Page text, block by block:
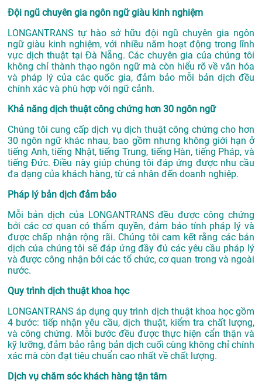
Đội ngũ chuyên gia ngôn ngữ giàu kinh nghiệm
LONGANTRANS tự hào sở hữu đội ngũ chuyên gia ngôn
ngữ giàu kinh nghiệm, với nhiều năm hoạt động trong lĩnh
vực dịch thuật tại Đà Nẵng. Các chuyên gia của chúng tôi
không chỉ thành thạo ngôn ngữ mà còn hiểu rõ về văn hóa
và pháp lý của các quốc gia, đảm bảo mỗi bản dịch đều
chính xác và phù hợp với ngữ cảnh.
Khả năng dịch thuật công chứng hơn 30 ngôn ngữ
Chúng tôi cung cấp dịch vụ dịch thuật công chứng cho hơn
30 ngôn ngữ khác nhau, bao gồm nhưng không giới hạn ở
tiếng Anh, tiếng Nhật, tiếng Trung, tiếng Hàn, tiếng Pháp, và
tiếng Đức. Điều này giúp chúng tôi đáp ứng được nhu cầu
đa dạng của khách hàng, từ cá nhân đến doanh nghiệp.
Pháp lý bản dịch đảm bảo
Mỗi bản dịch của LONGANTRANS đều được công chứng
bởi các cơ quan có thẩm quyền, đảm bảo tính pháp lý và
được chấp nhận rộng rãi. Chúng tôi cam kết rằng các bản
dịch của chúng tôi sẽ đáp ứng đầy đủ các yêu cầu pháp lý
và được công nhận bởi các tổ chức, cơ quan trong và ngoài
nước.
Quy trình dịch thuật khoa học
LONGANTRANS áp dụng quy trình dịch thuật khoa học gồm
4 bước: tiếp nhận yêu cầu, dịch thuật, kiểm tra chất lượng,
và công chứng. Mỗi bước đều được thực hiện cẩn thận và
kỹ lưỡng, đảm bảo rằng bản dịch cuối cùng không chỉ chính
xác mà còn đạt tiêu chuẩn cao nhất về chất lượng.
Dịch vụ chăm sóc khách hàng tận tâm